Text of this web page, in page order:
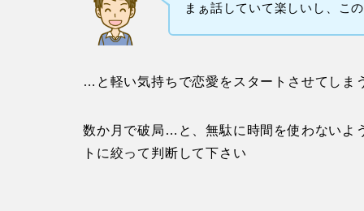
まぁ話していて楽しいし、こ
…と軽い気持ちで恋愛をスタートさせてしま
数か月で破局…と、無駄に時間を使わないよ
トに絞って判断して下さい